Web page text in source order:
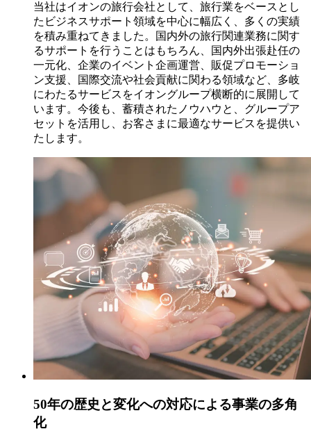
当社はイオンの旅行会社として、旅行業をベースとし
たビジネスサポート領域を中心に幅広く、多くの実績
を積み重ねてきました。国内外の旅行関連業務に関す
るサポートを行うことはもちろん、国内外出張赴任の
一元化、企業のイベント企画運営、販促プロモーショ
ン支援、国際交流や社会貢献に関わる領域など、多岐
にわたるサービスをイオングループ横断的に展開して
います。今後も、蓄積されたノウハウと、グループア
セットを活用し、お客さまに最適なサービスを提供い
たします。
50年の歴史と変化への対応による事業の多角
化